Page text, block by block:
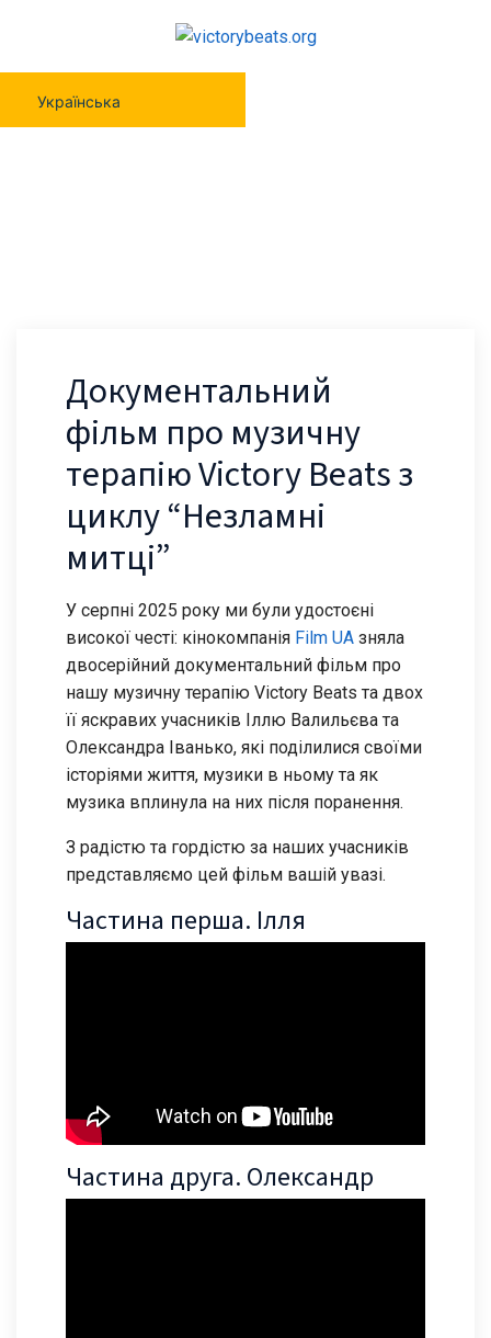
Українська
Документальний
фільм про музичну
терапію Victory Beats з
циклу “Незламні
митці”
У серпні 2025 року ми були удостоєні
високої честі: кінокомпанія Film UA зняла
двосерійний документальний фільм про
нашу музичну терапію Victory Beats та двох
її яскравих учасників Іллю Валильєва та
Олександра Іванько, які поділилися своїми
історіями життя, музики в ньому та як
музика вплинула на них після поранення.
З радістю та гордістю за наших учасників
представляємо цей фільм вашій увазі.
Частина перша. Ілля
Частина друга. Олександр